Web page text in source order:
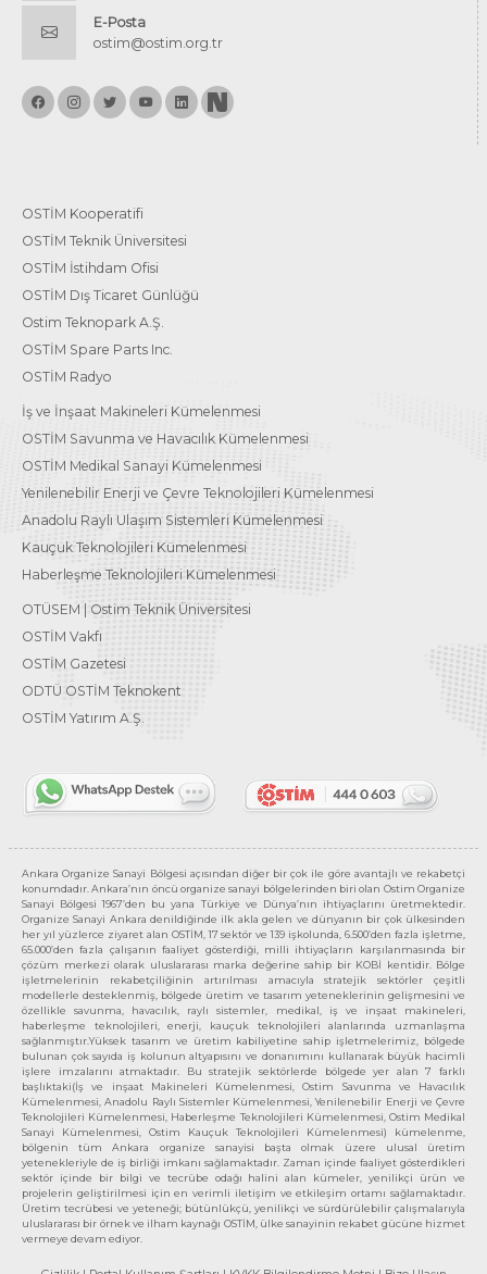
E-Posta
ostim@ostim.org.tr
OSTİM Kooperatifi
OSTİM Teknik Üniversitesi
OSTİM İstihdam Ofisi
OSTİM Dış Ticaret Günlüğü
Ostim Teknopark A.Ş.
OSTİM Spare Parts Inc.
OSTİM Radyo
İş ve İnşaat Makineleri Kümelenmesi
OSTİM Savunma ve Havacılık Kümelenmesi
OSTİM Medikal Sanayi Kümelenmesi
Yenilenebilir Enerji ve Çevre Teknolojileri Kümelenmesi
Anadolu Raylı Ulaşım Sistemleri Kümelenmesi
Kauçuk Teknolojileri Kümelenmesi
Haberleşme Teknolojileri Kümelenmesi
OTÜSEM | Ostim Teknik Üniversitesi
OSTİM Vakfı
OSTİM Gazetesi
ODTÜ OSTİM Teknokent
OSTİM Yatırım A.Ş.
Ankara Organize Sanayi Bölgesi açısından diğer bir çok ile göre avantajlı ve rekabetçi
konumdadır. Ankara’nın öncü organize sanayi bölgelerinden biri olan Ostim Organize
Sanayi Bölgesi 1967’den bu yana Türkiye ve Dünya’nın ihtiyaçlarını üretmektedir.
Organize Sanayi Ankara denildiğinde ilk akla gelen ve dünyanın bir çok ülkesinden
her yıl yüzlerce ziyaret alan OSTİM, 17 sektör ve 139 işkolunda, 6.500’den fazla işletme,
65.000’den fazla çalışanın faaliyet gösterdiği, milli ihtiyaçların karşılanmasında bir
çözüm merkezi olarak uluslararası marka değerine sahip bir KOBİ kentidir. Bölge
işletmelerinin rekabetçiliğinin artırılması amacıyla stratejik sektörler çeşitli
modellerle desteklenmiş, bölgede üretim ve tasarım yeteneklerinin gelişmesini ve
özellikle savunma, havacılık, raylı sistemler, medikal, iş ve inşaat makineleri,
haberleşme teknolojileri, enerji, kauçuk teknolojileri alanlarında uzmanlaşma
sağlanmıştır.Yüksek tasarım ve üretim kabiliyetine sahip işletmelerimiz, bölgede
bulunan çok sayıda iş kolunun altyapısını ve donanımını kullanarak büyük hacimli
işlere imzalarını atmaktadır. Bu stratejik sektörlerde bölgede yer alan 7 farklı
başlıktaki(İş ve inşaat Makineleri Kümelenmesi, Ostim Savunma ve Havacılık
Kümelenmesi, Anadolu Raylı Sistemler Kümelenmesi, Yenilenebilir Enerji ve Çevre
Teknolojileri Kümelenmesi, Haberleşme Teknolojileri Kümelenmesi, Ostim Medikal
Sanayi Kümelenmesi, Ostim Kauçuk Teknolojileri Kümelenmesi) kümelenme,
bölgenin tüm Ankara organize sanayisi başta olmak üzere ulusal üretim
yetenekleriyle de iş birliği imkanı sağlamaktadır. Zaman içinde faaliyet gösterdikleri
sektör içinde bir bilgi ve tecrübe odağı halini alan kümeler, yenilikçi ürün ve
projelerin geliştirilmesi için en verimli iletişim ve etkileşim ortamı sağlamaktadır.
Üretim tecrübesi ve yeteneği; bütünlükçü, yenilikçi ve sürdürülebilir çalışmalarıyla
uluslararası bir örnek ve ilham kaynağı OSTİM, ülke sanayinin rekabet gücüne hizmet
vermeye devam ediyor.